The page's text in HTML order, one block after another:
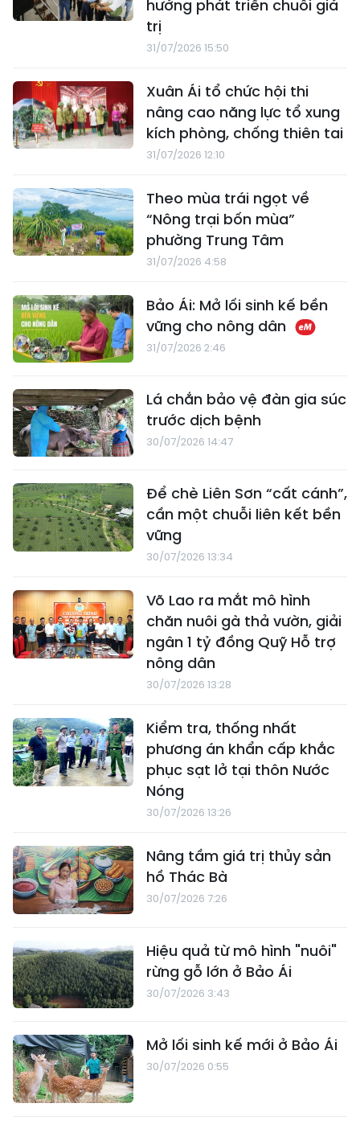
hướng phát triển chuỗi giá
trị
31/07/2026 15:50
Xuân Ái tổ chức hội thi
nâng cao năng lực tổ xung
kích phòng, chống thiên tai
31/07/2026 12:10
Theo mùa trái ngọt về
“Nông trại bốn mùa”
phường Trung Tâm
31/07/2026 4:58
Bảo Ái: Mở lối sinh kế bền
vững cho nông dân
31/07/2026 2:46
Lá chắn bảo vệ đàn gia súc
trước dịch bệnh
30/07/2026 14:47
Để chè Liên Sơn “cất cánh”,
cần một chuỗi liên kết bền
vững
30/07/2026 13:34
Võ Lao ra mắt mô hình
chăn nuôi gà thả vườn, giải
ngân 1 tỷ đồng Quỹ Hỗ trợ
nông dân
30/07/2026 13:28
Kiểm tra, thống nhất
phương án khẩn cấp khắc
phục sạt lở tại thôn Nước
Nóng
30/07/2026 13:26
Nâng tầm giá trị thủy sản
hồ Thác Bà
30/07/2026 7:26
Hiệu quả từ mô hình "nuôi"
rừng gỗ lớn ở Bảo Ái
30/07/2026 3:43
Mở lối sinh kế mới ở Bảo Ái
30/07/2026 0:55